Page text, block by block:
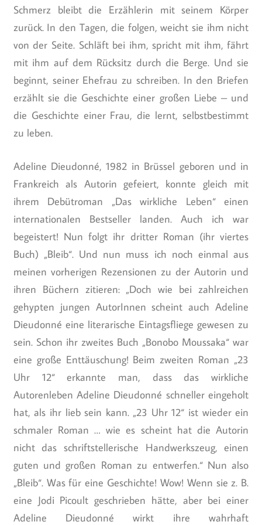
Schmerz bleibt die Erzählerin mit seinem Körper
zurück. In den Tagen, die folgen, weicht sie ihm nicht
von der Seite. Schläft bei ihm, spricht mit ihm, fährt
mit ihm auf dem Rücksitz durch die Berge. Und sie
beginnt, seiner Ehefrau zu schreiben. In den Briefen
erzählt sie die Geschichte einer großen Liebe – und
die Geschichte einer Frau, die lernt, selbstbestimmt
zu leben.
Adeline Dieudonné, 1982 in Brüssel geboren und in
Frankreich als Autorin gefeiert, konnte gleich mit
ihrem Debütroman „Das wirkliche Leben“ einen
internationalen Bestseller landen. Auch ich war
begeistert! Nun folgt ihr dritter Roman (ihr viertes
Buch) „Bleib“. Und nun muss ich noch einmal aus
meinen vorherigen Rezensionen zu der Autorin und
ihren Büchern zitieren: „Doch wie bei zahlreichen
gehypten jungen AutorInnen scheint auch Adeline
Dieudonné eine literarische Eintagsfliege gewesen zu
sein. Schon ihr zweites Buch „Bonobo Moussaka“ war
eine große Enttäuschung! Beim zweiten Roman „23
Uhr 12“ erkannte man, dass das wirkliche
Autorenleben Adeline Dieudonné schneller eingeholt
hat, als ihr lieb sein kann. „23 Uhr 12“ ist wieder ein
schmaler Roman … wie es scheint hat die Autorin
nicht das schriftstellerische Handwerkszeug, einen
guten und großen Roman zu entwerfen.“ Nun also
„Bleib“. Was für eine Geschichte! Wow! Wenn sie z. B.
eine Jodi Picoult geschrieben hätte, aber bei einer
Adeline Dieudonné wirkt ihre wahrhaft